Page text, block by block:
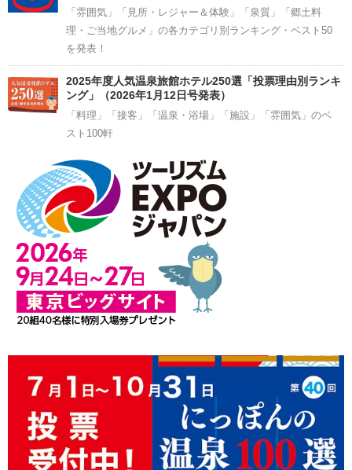
「雰囲気」「見所・レジャー＆体験」「泉質」「郷土料
理・ご当地グルメ」の各カテゴリ別ランキング・ベスト50
を発表！
2025年度人気温泉旅館ホテル250選「投票理由別ランキ
ング」（2026年1月12日号発表）
「料理」「接客」「温泉・浴場」「施設」「雰囲気」のベ
スト100軒